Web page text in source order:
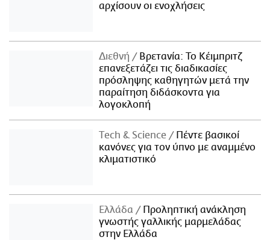
αρχίσουν οι ενοχλήσεις
Διεθνή
Βρετανία: Το Κέιμπριτζ
επανεξετάζει τις διαδικασίες
πρόσληψης καθηγητών μετά την
παραίτηση διδάσκοντα για
λογοκλοπή
Τech & Science
Πέντε βασικοί
κανόνες για τον ύπνο με αναμμένο
κλιματιστικό
Ελλάδα
Προληπτική ανάκληση
γνωστής γαλλικής μαρμελάδας
στην Ελλάδα